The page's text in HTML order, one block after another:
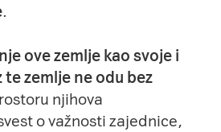
.
ove zemlje kao svoje i
zemlje ne odu bez
njihova
o važnosti zajednice,